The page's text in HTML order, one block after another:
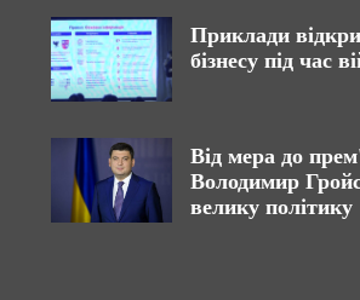
Приклади
бізнесу під час
Від мера до
Володимир
велику політику